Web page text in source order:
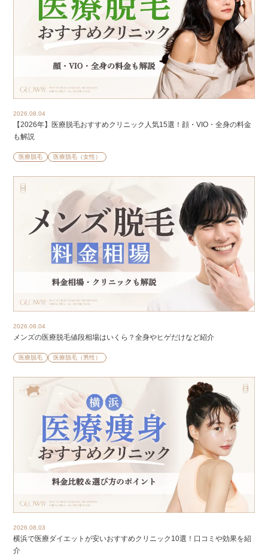
2026.08.04
【2026年】医療脱毛おすすめクリニック人気15選！顔・VIO・全身の料金
も解説
医療脱毛 医療脱毛（女性）
2026.08.04
メンズの医療脱毛値段相場はいくら？全身やヒゲだけなど紹介
医療脱毛 医療脱毛（男性）
2026.08.03
横浜で医療ダイエットが安いおすすめクリニック10選！口コミや効果を紹
介